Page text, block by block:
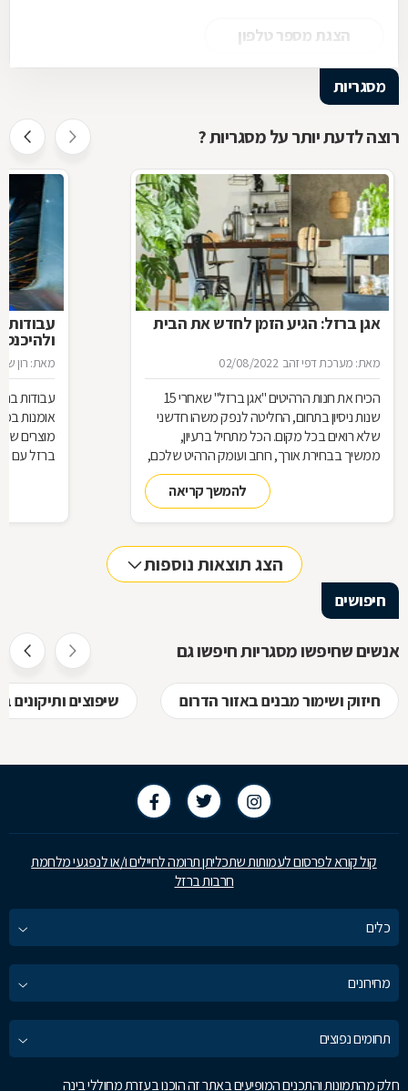
הצגת מספר טלפון
מסגריות
רוצה לדעת יותר על מסגריות ?
אגן ברזל: הגיע הזמן לחדש את הבית
מאת: מערכת דפי זהב 02/08/2022
הכירו את חנות הרהיטים ''אגן ברזל'' שאחרי 15
שנות ניסיון בתחום, החליטה לנפק משהו חדשני
שלא רואים בכל מקום. הכל מתחיל ברעיון,
ממשיך בבחירת אורך, רוחב ועומק הרהיט שלכם,
ממשיך בייצור מקורי ממיטב חומרי הגלם ומסתיים
ביצירת הפתרון המרשים והמעשי ביותר עבורכם
להמשך קריאה
עבודות
מאת: רון
עבודות
אומנות
מוצרים
ברזל עם
הצג תוצאות נוספות
חיפושים
אנשים שחיפשו מסגריות חיפשו גם
חיזוק ושימור מבנים באזור הדרום שיפוצים ותיקונים
קול קורא לפרסום לעמותות שתכליתן תרומה לחיילים ו/או לנפגעי מלחמת
חרבות ברזל
כלים
מחירונים
תחומים נפוצים
חלק מהתמונות והתכנים המופיעים באתר זה הוכנו בעזרת מחוללי בינה